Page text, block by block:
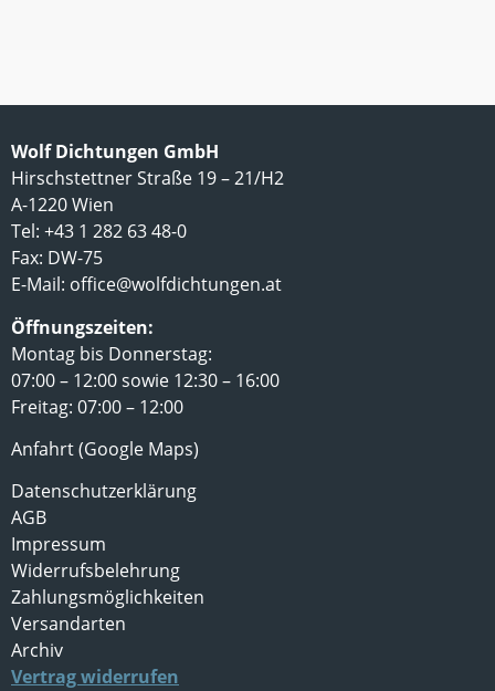
Wolf Dichtungen GmbH
Hirschstettner Straße 19 – 21/H2
A-1220 Wien
Tel: +43 1 282 63 48-0
Fax: DW-75
E-Mail: office@wolfdichtungen.at
Öffnungszeiten:
Montag bis Donnerstag:
07:00 – 12:00 sowie 12:30 – 16:00
Freitag: 07:00 – 12:00
Anfahrt (Google Maps)
Datenschutzerklärung
AGB
Impressum
Widerrufsbelehrung
Zahlungsmöglichkeiten
Versandarten
Archiv
Vertrag widerrufen